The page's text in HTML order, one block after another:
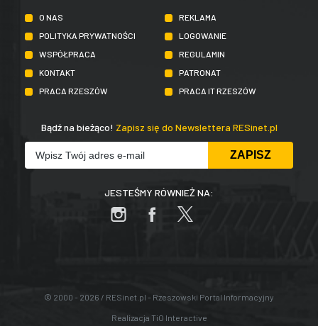
O NAS
REKLAMA
POLITYKA PRYWATNOŚCI
LOGOWANIE
WSPÓŁPRACA
REGULAMIN
KONTAKT
PATRONAT
PRACA RZESZÓW
PRACA IT RZESZÓW
Bądź na bieżąco! Zapisz się do Newslettera RESinet.pl
JESTEŚMY RÓWNIEŻ NA:
© 2000 - 2026 / RESinet.pl - Rzeszowski Portal Informacyjny
Realizacja TiO Interactive